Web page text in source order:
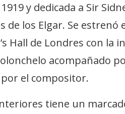
y dedicada a Sir
de los Elgar.​ Se estrenó
Hall de Londres con la
acompañado
el compositor.
tiene un